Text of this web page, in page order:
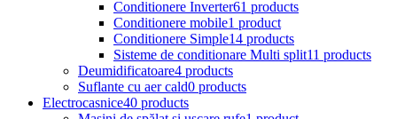
Conditionere Inverter61 products
Conditionere mobile1 product
Conditionere Simple14 products
Sisteme de conditionare Multi split11 products
Deumidificatoare4 products
Suflante cu aer cald0 products
Electrocasnice40 products